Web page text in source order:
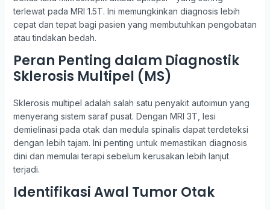
terlewat pada MRI 1.5T. Ini memungkinkan diagnosis lebih
cepat dan tepat bagi pasien yang membutuhkan pengobatan
atau tindakan bedah.
Peran Penting dalam Diagnostik
Sklerosis Multipel (MS)
Sklerosis multipel adalah salah satu penyakit autoimun yang
menyerang sistem saraf pusat. Dengan MRI 3T, lesi
demielinasi pada otak dan medula spinalis dapat terdeteksi
dengan lebih tajam. Ini penting untuk memastikan diagnosis
dini dan memulai terapi sebelum kerusakan lebih lanjut
terjadi.
Identifikasi Awal Tumor Otak